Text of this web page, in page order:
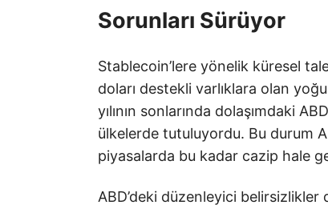
Sorunları Sürüyor
Stablecoin’lere yönelik küresel
doları destekli varlıklara olan
yılının sonlarında dolaşımdaki
ülkelerde tutuluyordu. Bu durum
piyasalarda bu kadar cazip hale
ABD’deki düzenleyici